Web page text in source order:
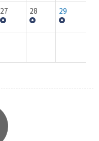
27 28 29